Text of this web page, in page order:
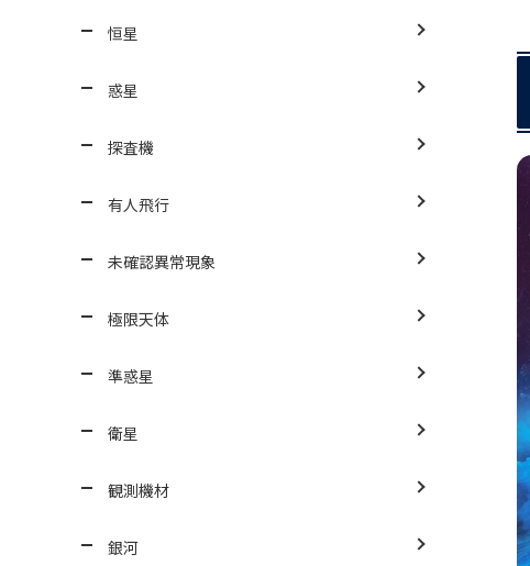
恒星
惑星
探査機
有人飛行
未確認異常現象
極限天体
準惑星
衛星
観測機材
銀河